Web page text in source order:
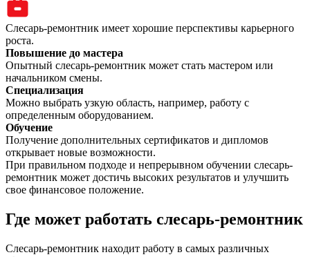
Слесарь-ремонтник имеет хорошие перспективы карьерного
роста.
Повышение до мастера
Опытный слесарь-ремонтник может стать мастером или
начальником смены.
Специализация
Можно выбрать узкую область, например, работу с
определенным оборудованием.
Обучение
Получение дополнительных сертификатов и дипломов
открывает новые возможности.
При правильном подходе и непрерывном обучении слесарь-
ремонтник может достичь высоких результатов и улучшить
свое финансовое положение.
Где может работать слесарь-ремонтник
Слесарь-ремонтник находит работу в самых различных